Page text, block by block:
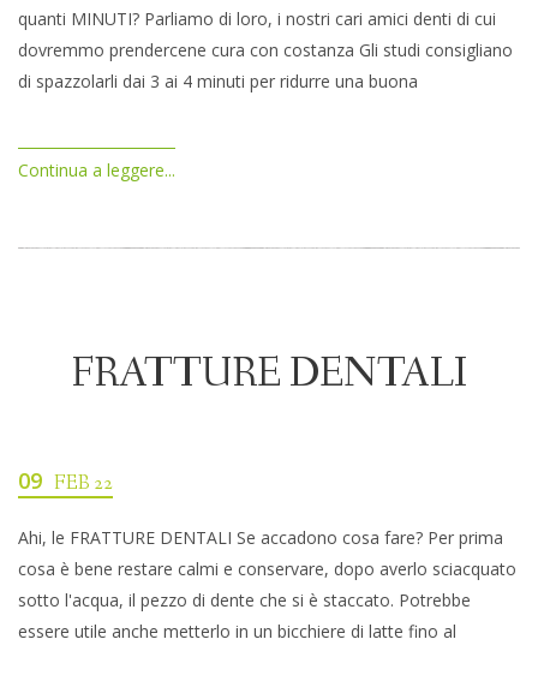
quanti MINUTI? Parliamo di loro, i nostri cari amici denti di cui
dovremmo prendercene cura con costanza Gli studi consigliano
di spazzolarli dai 3 ai 4 minuti per ridurre una buona
Continua a leggere...
FRATTURE DENTALI
09 FEB 22
Ahi, le FRATTURE DENTALI Se accadono cosa fare? Per prima
cosa è bene restare calmi e conservare, dopo averlo sciacquato
sotto l'acqua, il pezzo di dente che si è staccato. Potrebbe
essere utile anche metterlo in un bicchiere di latte fino al